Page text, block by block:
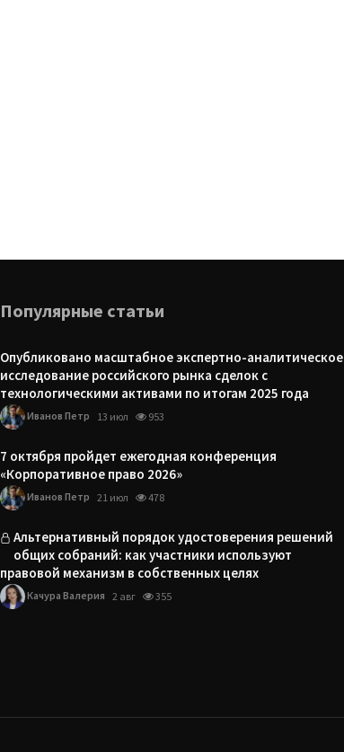
Популярные статьи
Опубликовано масштабное экспертно-аналитическое
исследование российского рынка сделок с
технологическими активами по итогам 2025 года
Иванов Петр 13 июл 953
7 октября пройдет ежегодная конференция
«Корпоративное право 2026»
Иванов Петр 21 июл 478
Альтернативный порядок удостоверения решений
общих собраний: как участники используют
правовой механизм в собственных целях
Качура Валерия 2 авг 355